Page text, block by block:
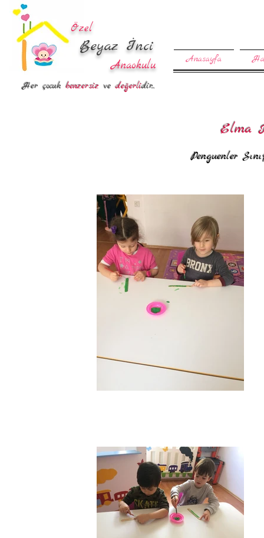
Özel
Beyaz İnci
Anaokulu Anasayfa
Her çocukbenzersizvedeğerlidir...
Elma
Penguenler